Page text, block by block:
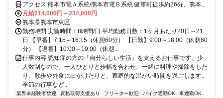
アクセス 熊本市電Ａ系統/熊本市電Ｂ系統 健軍町徒歩約26分、熊本市
電Ａ系統 健軍交番前徒歩約30分、熊本市電Ａ系統/熊本市電Ｂ系統 動
植物園入口徒歩約32分 熊本市立桜木東小学校より徒歩8分 *駐車場無
料
月給214,000円～234,000円
熊本県熊本市東区
勤務時間 実働時間：8時間/日 平均勤務日数：1ヶ月あたり20日～21
日 【早番】7:15～16:15（休憩60分） 【日勤】9:00～18:00（休憩60
分） 【遅番】10:00～19:00（休憩...
仕事内容 認知症の方の「自分らしい生活」を支えるお仕事です。少
人数制なので、一人ひとりと歩幅を合わせ、一緒に料理や掃除をした
り、散歩や外食に出かけたりと、家庭的な温かい時間を過ごします。
季節の行事など...
業界未経験者歓迎 資格取得支援あり フリーター歓迎 バイク通勤OK
車通勤OK